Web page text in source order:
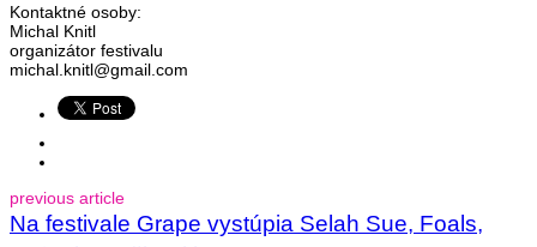
Kontaktné osoby:
Michal Knitl
organizátor festivalu
michal.knitl@gmail.com
previous article
Na festivale Grape vystúpia Selah Sue, Foals,